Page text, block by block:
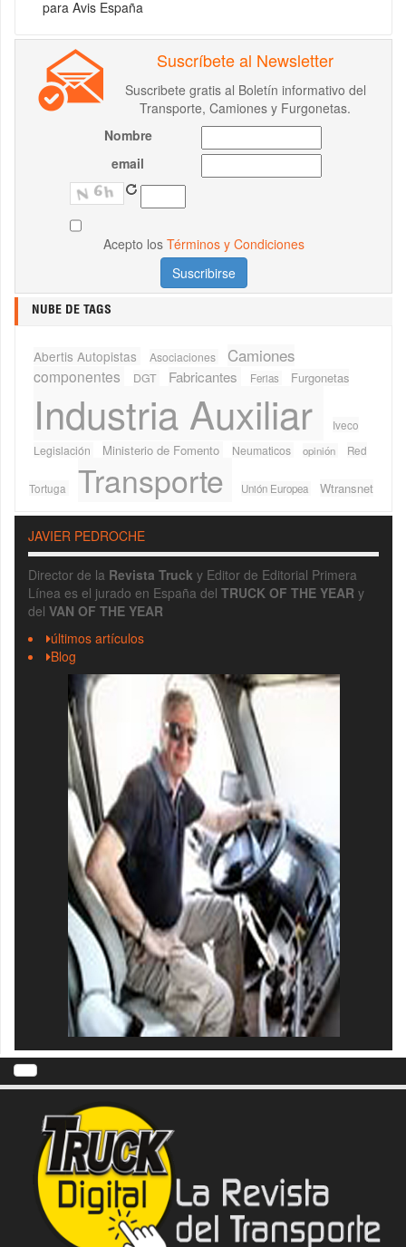
para Avis España
Suscríbete al Newsletter
Suscribete gratis al Boletín informativo del
Transporte, Camiones y Furgonetas.
Nombre
email
Acepto los Términos y Condiciones
NUBE DE TAGS
Abertis Autopistas Asociaciones Camiones
componentes DGT Fabricantes Ferias Furgonetas
Industria Auxiliar
Iveco
Legislación
Ministerio de Fomento Neumaticos opinión Red
Tortuga Transporte Unión Europea Wtransnet
JAVIER PEDROCHE
Director de la Revista Truck y Editor de Editorial Primera
Línea es el jurado en España del TRUCK OF THE YEAR y
del VAN OF THE YEAR
últimos artículos
Blog